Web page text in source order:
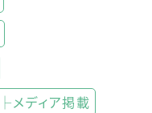
├メディア掲載